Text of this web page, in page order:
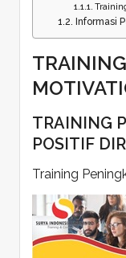
Informasi
TRAINING
POSITIF
Training